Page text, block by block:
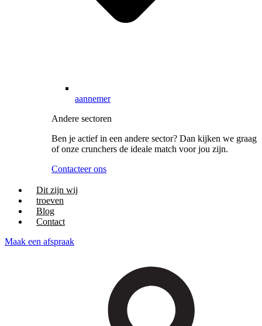
aannemer
Andere sectoren
Ben je actief in een andere sector? Dan kijken we graag
of onze crunchers de ideale match voor jou zijn.
Contacteer ons
Dit zijn wij
troeven
Blog
Contact
Maak een afspraak